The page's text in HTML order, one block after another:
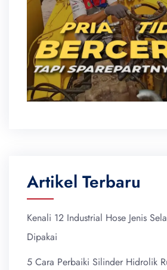
Artikel Terbaru
Kenali 12 Industrial Hose Jenis
Dipakai
5 Cara Perbaiki Silinder Hidrolik